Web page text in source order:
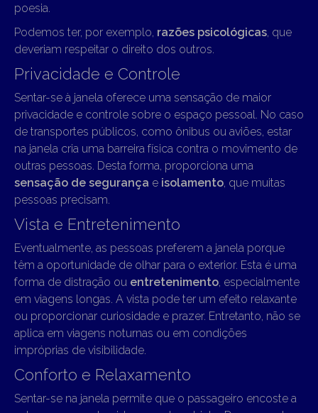
poesia.
Podemos ter, por exemplo, razões psicológicas, que
deveriam respeitar o direito dos outros.
Privacidade e Controle
Sentar-se à janela oferece uma sensação de maior
privacidade e controle sobre o espaço pessoal. No caso
de transportes públicos, como ônibus ou aviões, estar
na janela cria uma barreira física contra o movimento de
outras pessoas. Desta forma, proporciona uma
sensação de segurança e isolamento, que muitas
pessoas precisam.
Vista e Entretenimento
Eventualmente, as pessoas preferem a janela porque
têm a oportunidade de olhar para o exterior. Esta é uma
forma de distração ou entretenimento, especialmente
em viagens longas. A vista pode ter um efeito relaxante
ou proporcionar curiosidade e prazer. Entretanto, não se
aplica em viagens noturnas ou em condições
impróprias de visibilidade.
Conforto e Relaxamento
Sentar-se na janela permite que o passageiro encoste a